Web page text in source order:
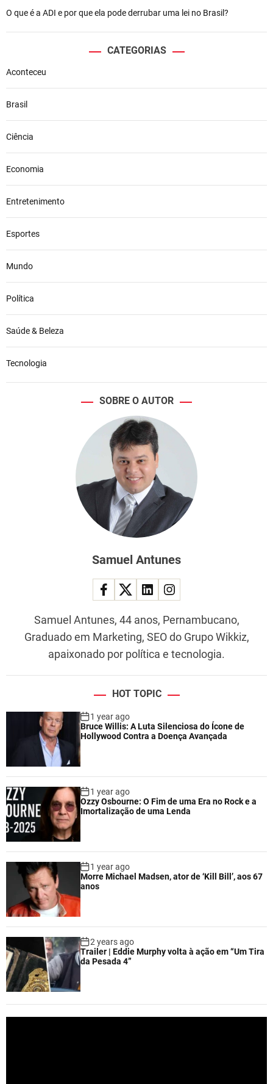
O que é a ADI e por que ela pode derrubar uma lei no Brasil?
CATEGORIAS
Aconteceu
Brasil
Ciência
Economia
Entretenimento
Esportes
Mundo
Política
Saúde & Beleza
Tecnologia
SOBRE O AUTOR
Samuel Antunes
Samuel Antunes, 44 anos, Pernambucano,
Graduado em Marketing, SEO do Grupo Wikkiz,
apaixonado por política e tecnologia.
HOT TOPIC
1 year ago
Bruce Willis: A Luta Silenciosa do Ícone de
Hollywood Contra a Doença Avançada
1 year ago
Ozzy Osbourne: O Fim de uma Era no Rock e a
Imortalização de uma Lenda
1 year ago
Morre Michael Madsen, ator de ‘Kill Bill’, aos 67
anos
2 years ago
Trailer | Eddie Murphy volta à ação em “Um Tira
da Pesada 4”